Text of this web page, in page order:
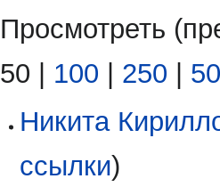
Просмотреть (
50 | 100 | 250 |
Никита
ссылки)